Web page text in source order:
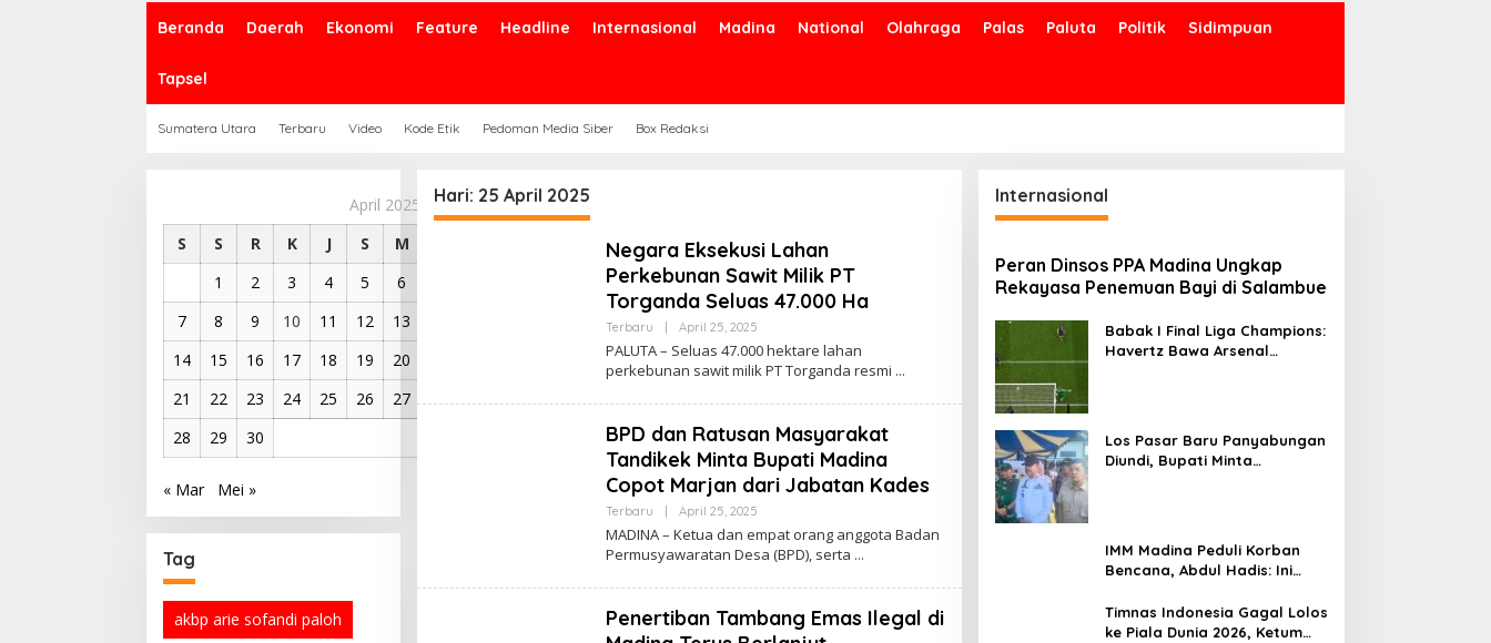
Beranda Daerah Ekonomi Feature Headline Internasional Madina National Olahraga Palas Paluta Politik Sidimpuan
Tapsel
Sumatera Utara Terbaru Video Kode Etik Pedoman Media Siber Box Redaksi
April 2025
S
S R K J S
M
1
2 3 4 5
6
7
8 9 10 11 12
13
14
15 16 17 18 19
20
21
22 23 24 25 26
27
28
29 30
« Mar Mei »
Tag
akbp arie sofandi paloh
Hari: 25 April 2025
Negara Eksekusi Lahan
Perkebunan Sawit Milik PT
Torganda Seluas 47.000 Ha
Terbaru April 25, 2025Oleh
PALUTA – Seluas 47.000 hektare lahan
perkebunan sawit milik PT Torganda resmi
BPD dan Ratusan Masyarakat
Tandikek Minta Bupati Madina
Copot Marjan dari Jabatan Kades
Terbaru April 25, 2025Oleh
MADINA – Ketua dan empat orang anggota Badan
Permusyawaratan Desa (BPD), serta
Penertiban Tambang Emas Ilegal di
Internasional
Peran Dinsos PPA Madina Ungkap
Rekayasa Penemuan Bayi di Salambue
Babak I Final Liga Champions:
Havertz Bawa Arsenal
Los Pasar Baru Panyabungan
Diundi, Bupati Minta
IMM Madina Peduli Korban
Bencana, Abdul Hadis: Ini
Organisasi
Timnas Indonesia Gagal Lolos
ke Piala Dunia 2026, Ketum